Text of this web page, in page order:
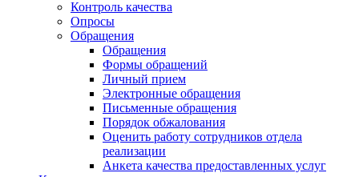
Контроль качества
Опросы
Обращения
Обращения
Формы обращений
Личный прием
Электронные обращения
Письменные обращения
Порядок обжалования
Оценить работу сотрудников отдела
реализации
Анкета качества предоставленных услуг